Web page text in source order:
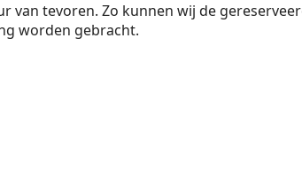
van tevoren. Zo kunnen wij de
worden gebracht.